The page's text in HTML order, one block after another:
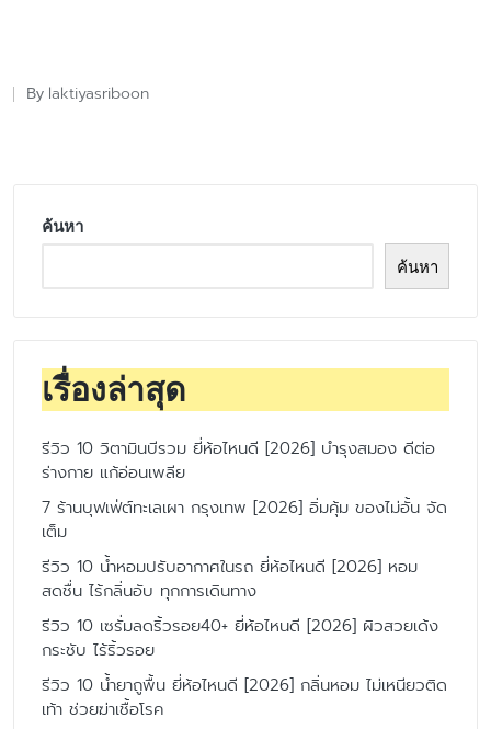
Posted
By laktiyasriboon
ค้นหา
ค้นหา
เรื่องล่าสุด
รีวิว 10 วิตามินบีรวม ยี่ห้อไหนดี [2026] บำรุงสมอง ดีต่อ
ร่างกาย แก้อ่อนเพลีย
7 ร้านบุฟเฟ่ต์ทะเลเผา กรุงเทพ [2026] อิ่มคุ้ม ของไม่อั้น จัด
เต็ม
รีวิว 10 น้ำหอมปรับอากาศในรถ ยี่ห้อไหนดี [2026] หอม
สดชื่น ไร้กลิ่นอับ ทุกการเดินทาง
รีวิว 10 เซรั่มลดริ้วรอย40+ ยี่ห้อไหนดี [2026] ผิวสวยเด้ง
กระชับ ไร้ริ้วรอย
รีวิว 10 น้ำยาถูพื้น ยี่ห้อไหนดี [2026] กลิ่นหอม ไม่เหนียวติด
เท้า ช่วยฆ่าเชื้อโรค